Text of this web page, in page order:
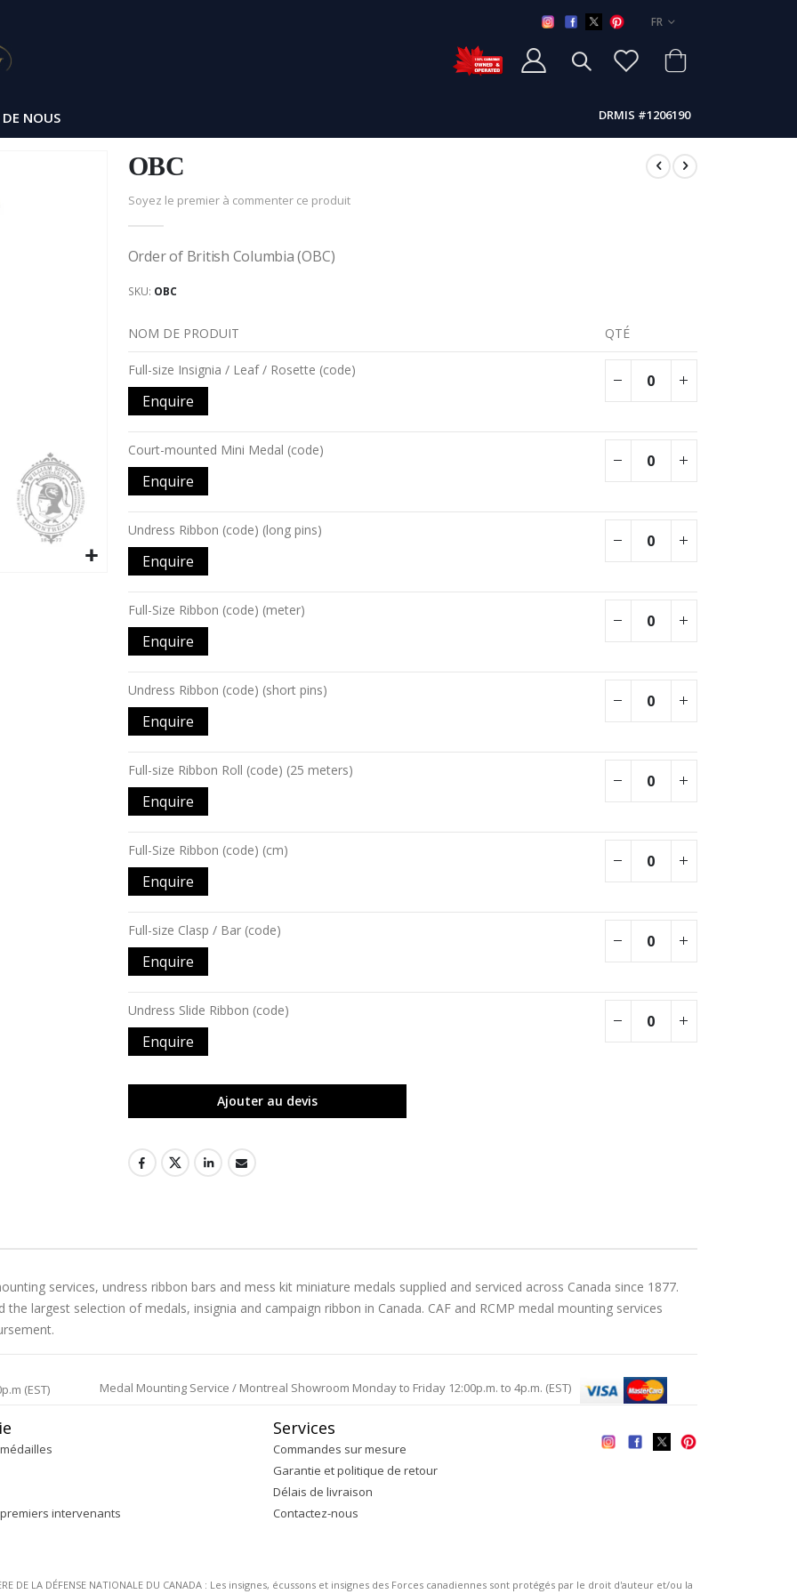
LANGUE
FR
NOUS DRMIS #1206190
OBC
Soyez le premier à commenter ce produit
Order of British Columbia (OBC)
SKU OBC
Articles
produit
NOM DE PRODUIT QTÉ
Full-size Insignia / Leaf / Rosette (code)
Enquire
Court-mounted Mini Medal (code)
Enquire
Undress Ribbon (code) (long pins)
Enquire
Full-Size Ribbon (code) (meter)
Enquire
Undress Ribbon (code) (short pins)
Enquire
Full-size Ribbon Roll (code) (25 meters)
Enquire
Full-Size Ribbon (code) (cm)
Enquire
Full-size Clasp / Bar (code)
Enquire
Undress Slide Ribbon (code)
Enquire
Ajouter au devis
services, undress ribbon bars and mess kit miniature medals supplied and serviced across Canada since 1877.
largest selection of medals, insignia and campaign ribbon in Canada. CAF and RCMP medal mounting services
(EST) Medal Mounting Service / Montreal Showroom Monday to Friday 12:00p.m. to 4p.m. (EST)
intervenants
Services
Commandes sur mesure
Garantie et politique de retour
Délais de livraison
Contactez-nous
DE LA DÉFENSE NATIONALE DU CANADA : Les insignes, écussons et insignes des Forces canadiennes sont protégés par le droit d'auteur et/ou la